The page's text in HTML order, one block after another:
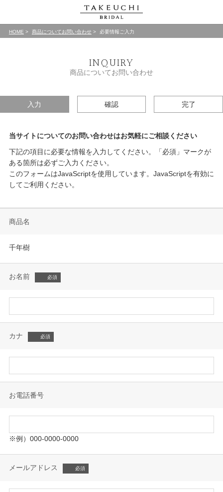
HOME 商品についてお問い合わせ 必要情報ご入力
INQUIRY
商品についてお問い合わせ
入力 確認 完了
当サイトについてのお問い合わせはお気軽にご相談ください
下記の項目に必要な情報を入力してください。「必須」マークが
ある箇所は必ずご入力ください。
このフォームはJavaScriptを使用しています。JavaScriptを有効に
してご利用ください。
商品名
千年樹
お名前
カナ
お電話番号
※例）000-0000-0000
メールアドレス